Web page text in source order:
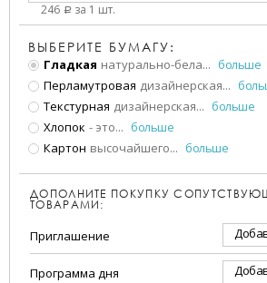
246 a за 1 шт.
ВЫБЕРИТЕ БУМАГУ:
Гладкая натурально-бела... больше
Перламутровая дизайнерская...
Текстурная дизайнерская... больше
Хлопок - это... больше
Картон высочайшего... больше
ДОПОЛНИТЕ ПОКУПКУ
ТОВАРАМИ:
Приглашение
Программа дня